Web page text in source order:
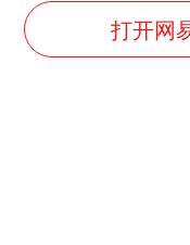
打开网